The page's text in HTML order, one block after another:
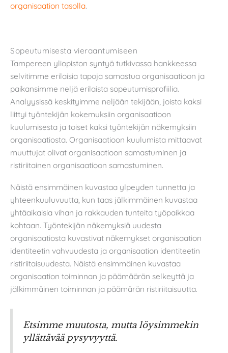
organisaation tasolla.
Sopeutumisesta vieraantumiseen
Tampereen yliopiston syntyä tutkivassa hankkeessa
selvitimme erilaisia tapoja samastua organisaatioon ja
paikansimme neljä erilaista sopeutumisprofiilia.
Analyysissä keskityimme neljään tekijään, joista kaksi
liittyi työntekijän kokemuksiin organisaatioon
kuulumisesta ja toiset kaksi työntekijän näkemyksiin
organisaatiosta. Organisaatioon kuulumista mittaavat
muuttujat olivat organisaatioon samastuminen ja
ristiriitainen organisaatioon samastuminen.
Näistä ensimmäinen kuvastaa ylpeyden tunnetta ja
yhteenkuuluvuutta, kun taas jälkimmäinen kuvastaa
yhtäaikaisia vihan ja rakkauden tunteita työpaikkaa
kohtaan. Työntekijän näkemyksiä uudesta
organisaatiosta kuvastivat näkemykset organisaation
identiteetin vahvuudesta ja organisaation identiteetin
ristiriitaisuudesta. Näistä ensimmäinen kuvastaa
organisaation toiminnan ja päämäärän selkeyttä ja
jälkimmäinen toiminnan ja päämärän ristiriitaisuutta.
Etsimme muutosta, mutta löysimmekin
yllättävää pysyvyyttä.